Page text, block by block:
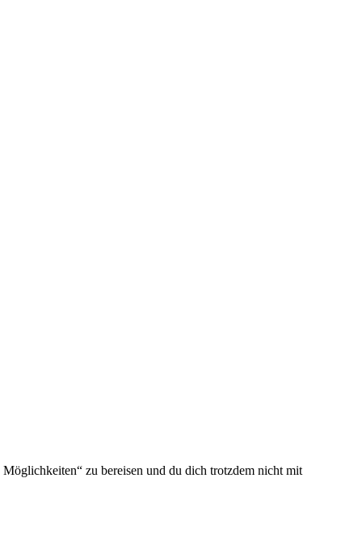
zu bereisen und du dich trotzdem nicht mit